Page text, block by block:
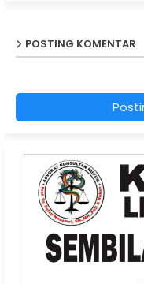
POSTING KOMENTAR